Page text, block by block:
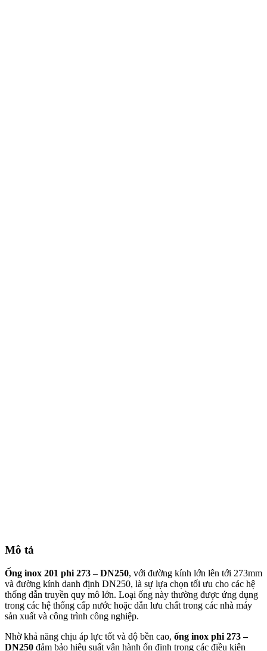
Mô tả
Ống inox 201 phi 273 – DN250, với đường kính lớn lên tới 273mm
và đường kính danh định DN250, là sự lựa chọn tối ưu cho các hệ
thống dẫn truyền quy mô lớn. Loại ống này thường được ứng dụng
trong các hệ thống cấp nước hoặc dẫn lưu chất trong các nhà máy
sản xuất và công trình công nghiệp.
Nhờ khả năng chịu áp lực tốt và độ bền cao, ống inox phi 273 –
DN250 đảm bảo hiệu suất vận hành ổn định trong các điều kiện